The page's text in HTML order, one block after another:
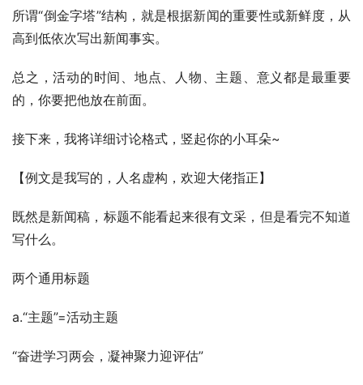
所谓“倒金字塔”结构，就是根据新闻的重要性或新鲜度，从
高到低依次写出新闻事实。
总之，活动的时间、地点、人物、主题、意义都是最重要
的，你要把他放在前面。
接下来，我将详细讨论格式，竖起你的小耳朵~
【例文是我写的，人名虚构，欢迎大佬指正】
既然是新闻稿，标题不能看起来很有文采，但是看完不知道
写什么。
两个通用标题
a.“主题”=活动主题
“奋进学习两会，凝神聚力迎评估”